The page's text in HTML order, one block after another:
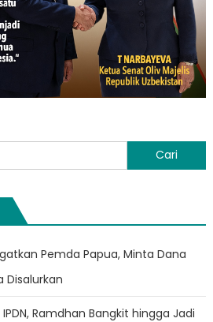
Pemda Papua, Minta Dana
Disalurkan
Ramdhan Bangkit hingga Jadi